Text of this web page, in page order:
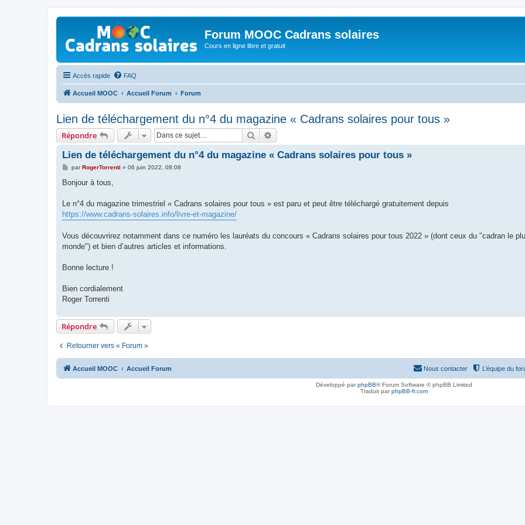
Forum MOOC Cadrans solaires
Cours en ligne libre et gratuit
Accès rapide FAQ
Accueil MOOC Accueil Forum Forum
Lien de téléchargement du n°4 du magazine « Cadrans solaires pour tous »
Répondre Rechercher
Lien de téléchargement du n°4 du magazine « Cadrans solaires pour tous »
M
s
g
parRogerTorrenti » 06 juin 2022, 08:08
Bonjour à tous,
Le n°4 du magazine trimestriel « Cadrans solaires pour tous » est paru et peut être téléchargé gratuitement depuis
https://www.cadrans-solaires.info/livre-et-magazine/
Vous découvrirez notamment dans ce numéro les lauréats du concours « Cadrans solaires pour tous 2022 » (dont ceux du "cadran le
monde") et bien d’autres articles et informations.
Bonne lecture !
Bien cordialement
Roger Torrenti
Répondre
Retourner vers « Forum »
Accueil MOOC Accueil Forum L’équipe du
Nous contacter
Développé parphpBB® Forum Software © phpBB Limited
Traduit parphpBB-fr.com